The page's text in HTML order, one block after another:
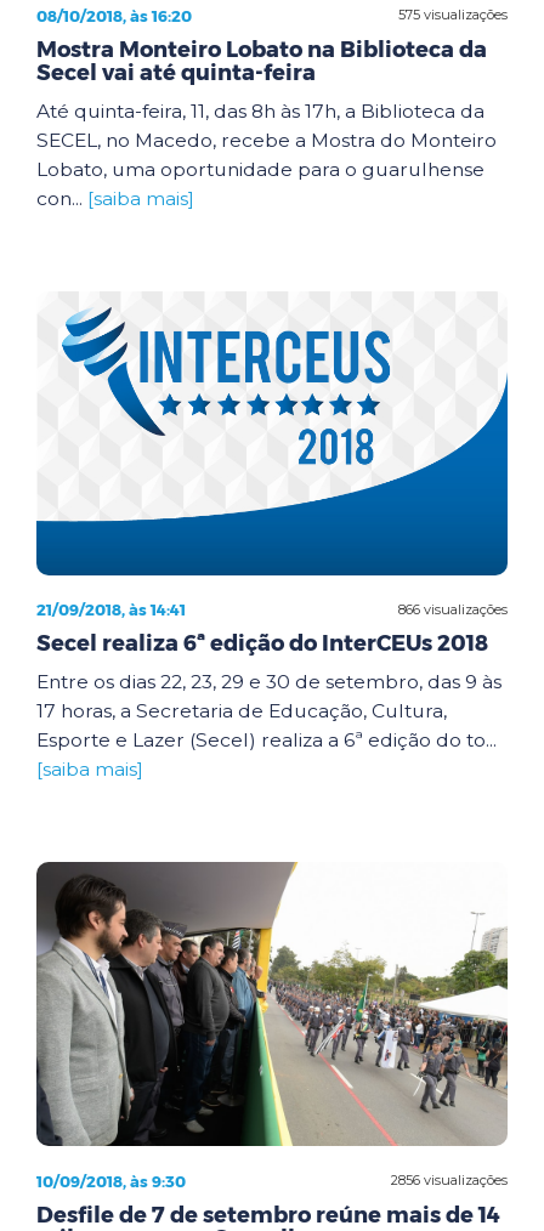
575 visualizações
08/10/2018, às 16:20
Mostra Monteiro Lobato na Biblioteca da
Secel vai até quinta-feira
Até quinta-feira, 11, das 8h às 17h, a Biblioteca da
SECEL, no Macedo, recebe a Mostra do Monteiro
Lobato, uma oportunidade para o guarulhense
con... [saiba mais]
866 visualizações
21/09/2018, às 14:41
Secel realiza 6ª edição do InterCEUs 2018
Entre os dias 22, 23, 29 e 30 de setembro, das 9 às
17 horas, a Secretaria de Educação, Cultura,
Esporte e Lazer (Secel) realiza a 6ª edição do to...
[saiba mais]
2856 visualizações
10/09/2018, às 9:30
Desfile de 7 de setembro reúne mais de 14